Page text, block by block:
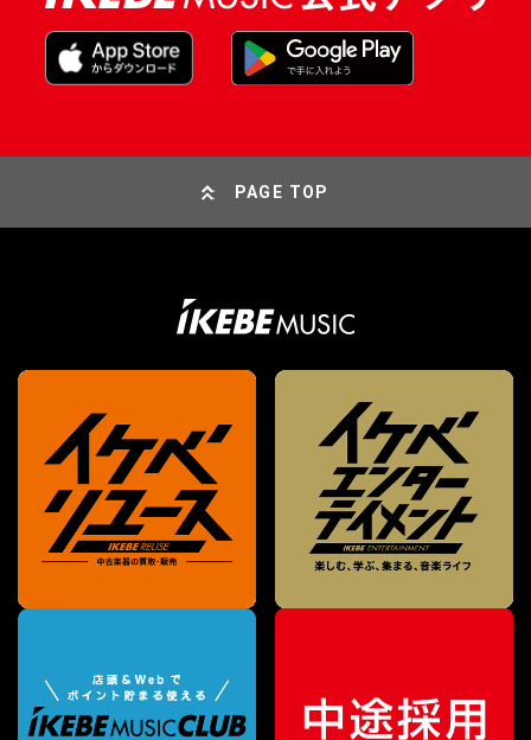
PAGE TOP